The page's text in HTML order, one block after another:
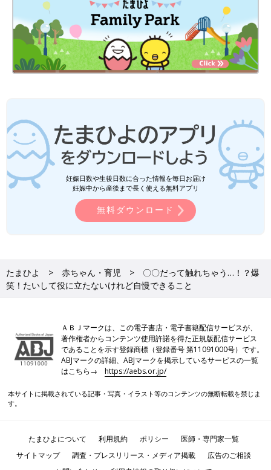
妊娠日数や生後日数に合った情報を毎日お届け
妊娠中から産後まで長く使える無料アプリ
無料ダウンロード
たまひよ 赤ちゃん・育児
〇〇だって触れちゃう…！？爆
笑！たいして役に立たないけれど自慢できること
ＡＢＪマークは、この電子書店・電子書籍配信サービスが、
著作権者からコンテンツ使用許諾を得た正規版配信サービス
であることを示す登録商標（登録番号 第11091000号）です。
ABJマークの詳細、ABJマークを掲示しているサービスの一覧
はこちら→https://aebs.or.jp/
本サイトに掲載されている記事・写真・イラスト等のコンテンツの無断転載を禁じま
す。
たまひよについて 利用規約 ポリシー
医師・専門家一覧
サイトマップ
調査・プレスリリース・メディア掲載
広告のご相談